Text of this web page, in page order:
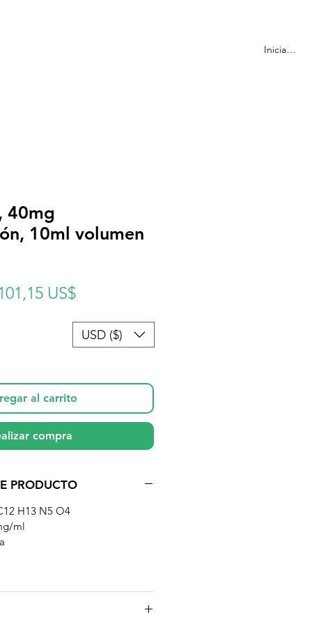
Iniciar
40mg
10ml volumen
US$Precio
oferta
al carrito
compra
PRODUCTO
H13 N5 O4
ml
USD ($)